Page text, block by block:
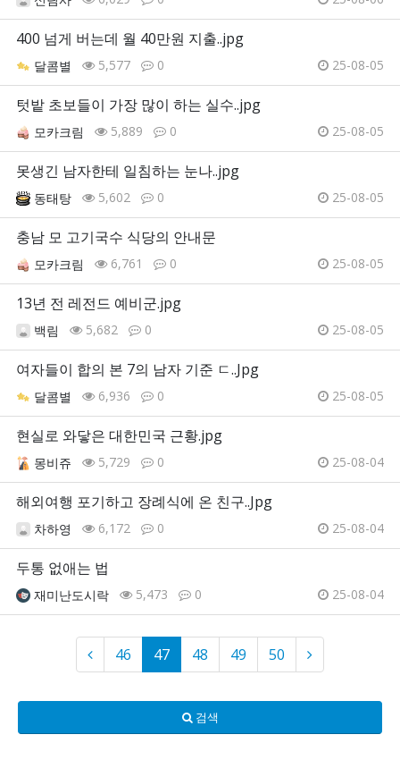
400 넘게 버는데 월 40만원 지출..jpg
달콤별 5,577 0 25-08-05
텃밭 초보들이 가장 많이 하는 실수..jpg
모카크림 5,889 0 25-08-05
못생긴 남자한테 일침하는 눈나..jpg
동태탕 5,602 0 25-08-05
충남 모 고기국수 식당의 안내문
모카크림 6,761 0 25-08-05
13년 전 레전드 예비군.jpg
백림 5,682 0 25-08-05
여자들이 합의 본 7의 남자 기준 ㄷ..Jpg
달콤별 6,936 0 25-08-05
현실로 와닿은 대한민국 근황.jpg
몽비쥬 5,729 0 25-08-04
해외여행 포기하고 장례식에 온 친구..Jpg
차하영 6,172 0 25-08-04
두통 없애는 법
재미난도시락 5,473 0 25-08-04
46 47 48 49 50
검색